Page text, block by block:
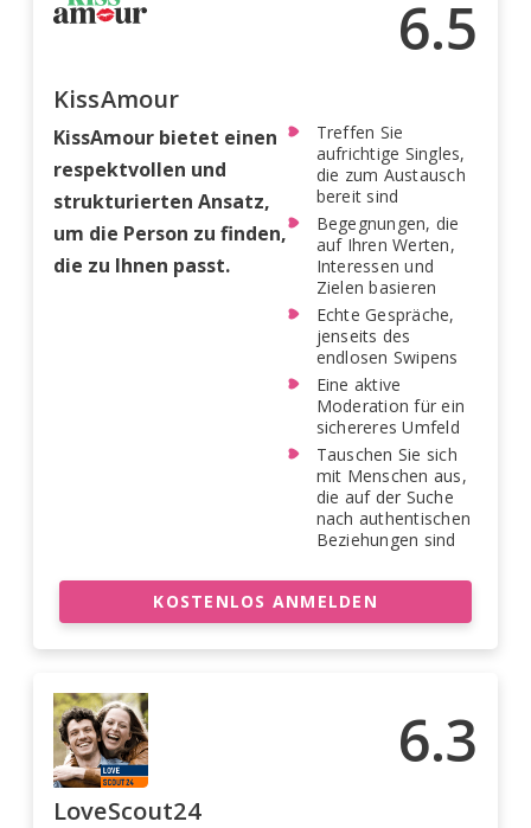
6.5
KissAmour
KissAmour bietet einen
respektvollen und
strukturierten Ansatz,
um die Person zu finden,
die zu Ihnen passt.
Treffen Sie
aufrichtige Singles,
die zum Austausch
bereit sind
Begegnungen, die
auf Ihren Werten,
Interessen und
Zielen basieren
Echte Gespräche,
jenseits des
endlosen Swipens
Eine aktive
Moderation für ein
sichereres Umfeld
Tauschen Sie sich
mit Menschen aus,
die auf der Suche
nach authentischen
Beziehungen sind
KOSTENLOS ANMELDEN
6.3
LoveScout24